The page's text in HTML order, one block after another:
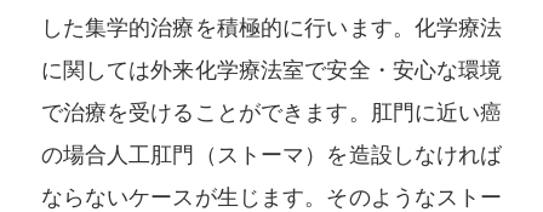
した集学的治療を積極的に行います。化学療法
に関しては外来化学療法室で安全・安心な環境
で治療を受けることができます。肛門に近い癌
の場合人工肛門（ストーマ）を造設しなければ
ならないケースが生じます。そのようなストー